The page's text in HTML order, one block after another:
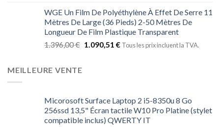
WGE Un Film De Polyéthylène À Effet De Serre 11
Mètres De Large (36 Pieds) 2-50 Mètres De
Longueur De Film Plastique Transparent
1.396,00€ 1.090,51 € Tous les prix incluent la TVA.
MEILLEURE VENTE
Micorosoft Surface Laptop 2 i5-8350u 8 Go
256ssd 13,5" Écran tactile W10 Pro Platine (stylet
compatible inclus) QWERTY IT